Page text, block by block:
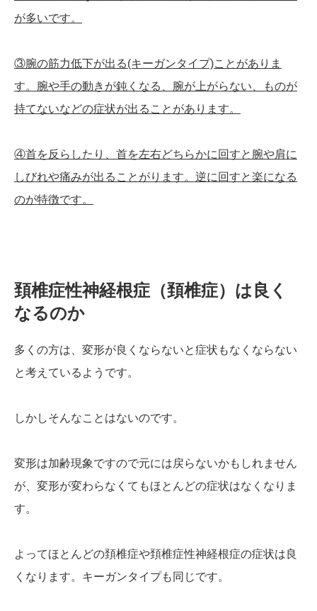
が多いです。
③腕の筋力低下が出る(キーガンタイプ)ことがありま
す。腕や手の動きが鈍くなる、腕が上がらない、ものが
持てないなどの症状が出ることがあります。
④首を反らしたり、首を左右どちらかに回すと腕や肩に
しびれや痛みが出ることがります。逆に回すと楽になる
のが特徴です。
頚椎症性神経根症（頚椎症）は良く
なるのか
多くの方は、変形が良くならないと症状もなくならない
と考えているようです。
しかしそんなことはないのです。
変形は加齢現象ですので元には戻らないかもしれません
が、変形が変わらなくてもほとんどの症状はなくなりま
す。
よってほとんどの頚椎症や頚椎症性神経根症の症状は良
くなります。キーガンタイプも同じです。